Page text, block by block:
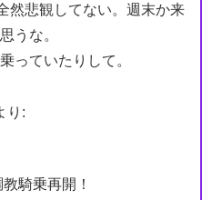
然悲観してない。週末か来
うな。
っていたりして。
り:
騎乗再開！